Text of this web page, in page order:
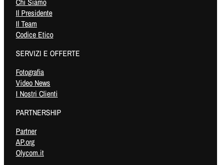
Il Presidente
Il Team
Codice Etico
SERVIZI E OFFERTE
Fotografia
Video News
I Nostri Clienti
PARTNERSHIP
Partner
AP.org
Olycom.it